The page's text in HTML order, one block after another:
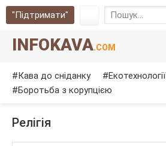
"Підтримати"
INFOKAVA.COM
Кава до сніданку Екотехнології
Боротьба з корупцією
Релігія